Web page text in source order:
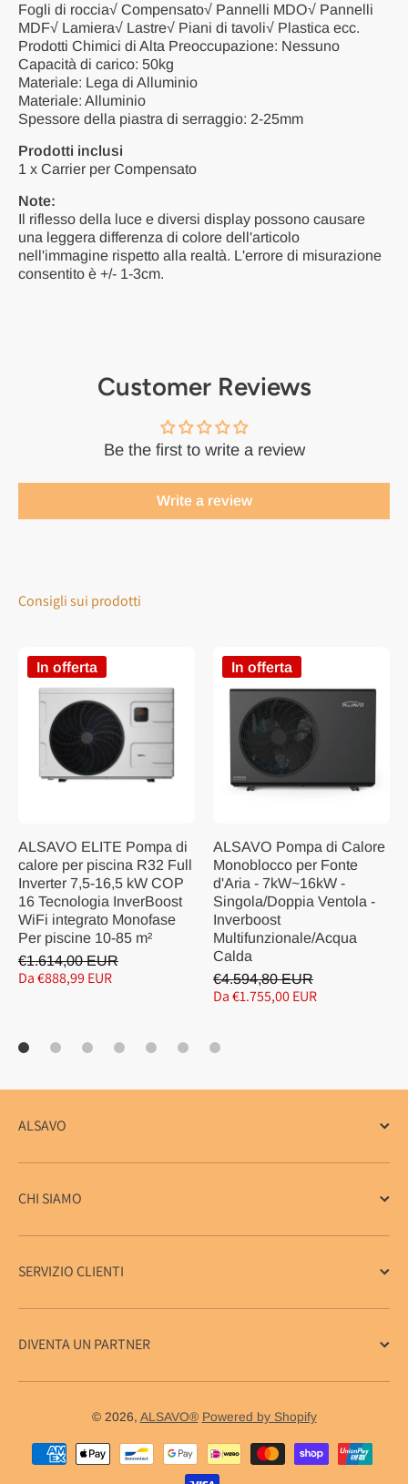
Fogli di roccia√ Compensato√ Pannelli MDO√ Pannelli
MDF√ Lamiera√ Lastre√ Piani di tavoli√ Plastica ecc.
Prodotti Chimici di Alta Preoccupazione: Nessuno
Capacità di carico: 50kg
Materiale: Lega di Alluminio
Materiale: Alluminio
Spessore della piastra di serraggio: 2-25mm
Prodotti inclusi
1 x Carrier per Compensato
Note:
Il riflesso della luce e diversi display possono causare
una leggera differenza di colore dell'articolo
nell'immagine rispetto alla realtà. L'errore di misurazione
consentito è +/- 1-3cm.
Customer Reviews
Be the first to write a review
Write a review
Consigli sui prodotti
In offerta
ALSAVO ELITE Pompa di
calore per piscina R32 Full
Inverter 7,5-16,5 kW COP
16 Tecnologia InverBoost
WiFi integrato Monofase
Per piscine 10-85 m²
€1.614,00 EUR
Da €888,99 EUR
In offerta
ALSAVO Pompa di Calore
Monoblocco per Fonte
d'Aria - 7kW~16kW -
Singola/Doppia Ventola -
Inverboost
Multifunzionale/Acqua
Calda
€4.594,80 EUR
Da €1.755,00 EUR
ALSAVO
CHI SIAMO
SERVIZIO CLIENTI
DIVENTA UN PARTNER
© 2026, ALSAVO® Powered by Shopify
Metodi di pagamento